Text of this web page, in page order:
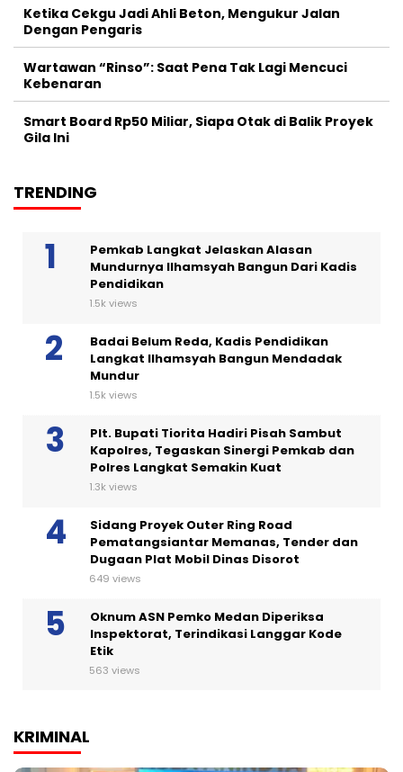
Ketika Cekgu Jadi Ahli Beton, Mengukur Jalan
Dengan Pengaris
Wartawan “Rinso”: Saat Pena Tak Lagi Mencuci
Kebenaran
Smart Board Rp50 Miliar, Siapa Otak di Balik Proyek
Gila Ini
TRENDING
Pemkab Langkat Jelaskan Alasan
Mundurnya Ilhamsyah Bangun Dari Kadis
Pendidikan
1.5k views
Badai Belum Reda, Kadis Pendidikan
Langkat Ilhamsyah Bangun Mendadak
Mundur
1.5k views
Plt. Bupati Tiorita Hadiri Pisah Sambut
Kapolres, Tegaskan Sinergi Pemkab dan
Polres Langkat Semakin Kuat
1.3k views
Sidang Proyek Outer Ring Road
Pematangsiantar Memanas, Tender dan
Dugaan Plat Mobil Dinas Disorot
649 views
Oknum ASN Pemko Medan Diperiksa
Inspektorat, Terindikasi Langgar Kode
Etik
563 views
KRIMINAL